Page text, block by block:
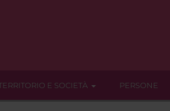
E SOCIETÀ PERSONE